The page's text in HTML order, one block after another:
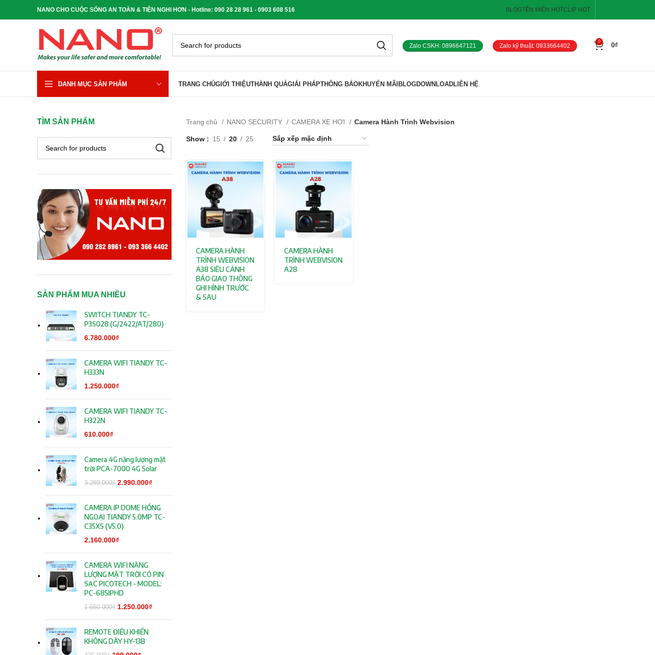
NANO CHO CUỘC SỐNG AN TOÀN & TIỆN NGHI HƠN - Hotline: 090 28 28 961 - 0903 608 516 BLOGTÊN MIỀN HOTCLIP HOT
Zalo CSKH: 0896647121 Zalo kỹ thuật: 0933664402
0
0₫
DANH MỤC SẢN PHẨM TRANG CHỦGIỚI THIỆUTHÀNH QUẢGIẢI PHÁPTHÔNG BÁOKHUYẾN MÃIBLOGDOWNLOADLIÊN HỆ
TÌM SẢN PHẨM
SẢN PHẨM MUA NHIỀU
SWITCH TIANDY TC-
P3S028 (G/2422/AT/280)
6.780.000₫
CAMERA WIFI TIANDY TC-
H333N
1.250.000₫
CAMERA WIFI TIANDY TC-
H322N
610.000₫
Camera 4G năng lượng mặt
trời PCA-7000 4G Solar
3.289.000₫ Giá gốc là:
2.990.000₫
2.990.000₫.
CAMERA IP DOME HỒNG
NGOẠI TIANDY 5.0MP TC-
C35XS (V5.0)
2.160.000₫
CAMERA WIFI NĂNG
LƯỢNG MẶT TRỜI CÓ PIN
SẠC PICOTECH - MODEL:
PC-685IPHD
1.650.000₫ Giá gốc là:
1.250.000₫
REMOTE ĐIỀU KHIỂN
KHÔNG DÂY HY-13B
Trang chủ NANO SECURITY CAMERA XE HƠI Camera Hành Trình Webvision
Show 15 20 25
CAMERA HÀNH
TRÌNH WEBVISION
A38 SIÊU CẢNH
BÁO GIAO THÔNG
GHI HÌNH TRƯỚC
& SAU
CAMERA HÀNH
TRÌNH WEBVISION
A28